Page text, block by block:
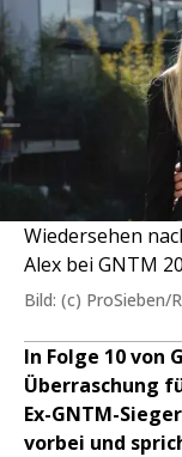
Wiedersehen
Alex bei GNTM
Bild: (c) ProSieben/
In Folge 10 von
Überraschung
Ex-GNTM-
vorbei und